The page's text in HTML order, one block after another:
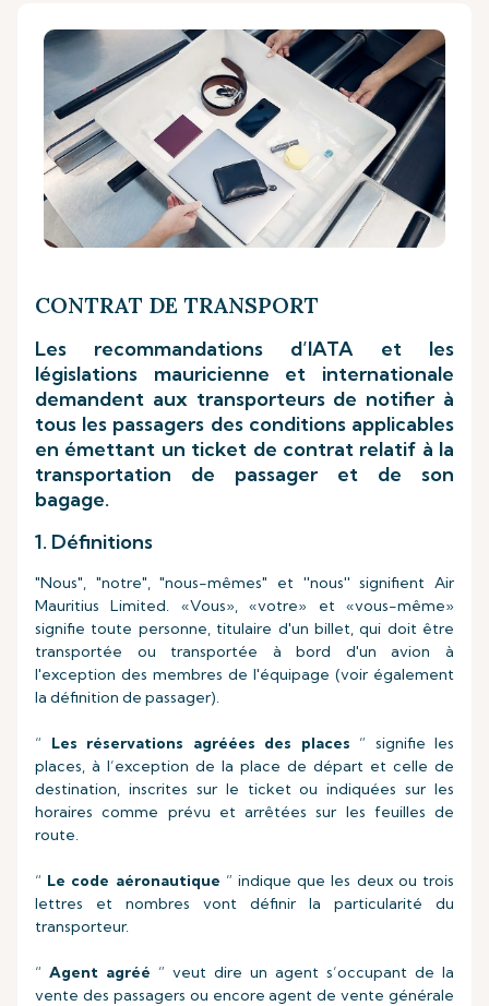
CONTRAT DE TRANSPORT
Les recommandations d’IATA et les
législations mauricienne et internationale
demandent aux transporteurs de notifier à
tous les passagers des conditions applicables
en émettant un ticket de contrat relatif à la
transportation de passager et de son
bagage.
1. Définitions
"Nous", "notre", "nous-mêmes" et ''nous'' signifient Air
Mauritius Limited. «Vous», «votre» et «vous-même»
signifie toute personne, titulaire d'un billet, qui doit être
transportée ou transportée à bord d'un avion à
l'exception des membres de l'équipage (voir également
la définition de passager).
“ Les réservations agréées des places ” signifie les
places, à l’exception de la place de départ et celle de
destination, inscrites sur le ticket ou indiquées sur les
horaires comme prévu et arrêtées sur les feuilles de
route.
“ Le code aéronautique ” indique que les deux ou trois
lettres et nombres vont définir la particularité du
transporteur.
“ Agent agréé ” veut dire un agent s’occupant de la
vente des passagers ou encore agent de vente générale